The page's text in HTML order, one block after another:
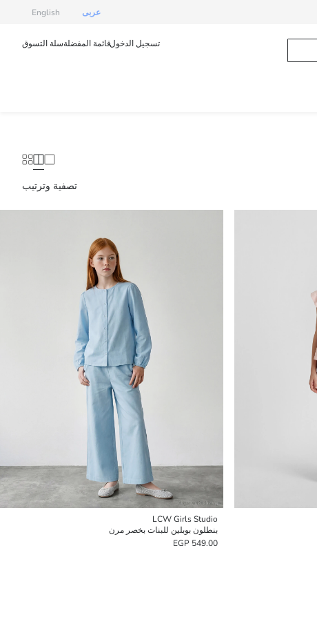
عربى English
تسجيل الدخولقائمة المفضلةسلة التسوق
تصفية وترتيب
LCW Girls Studio
بنطلون بوبلين للبنات بخصر مرن
549.00 EGP